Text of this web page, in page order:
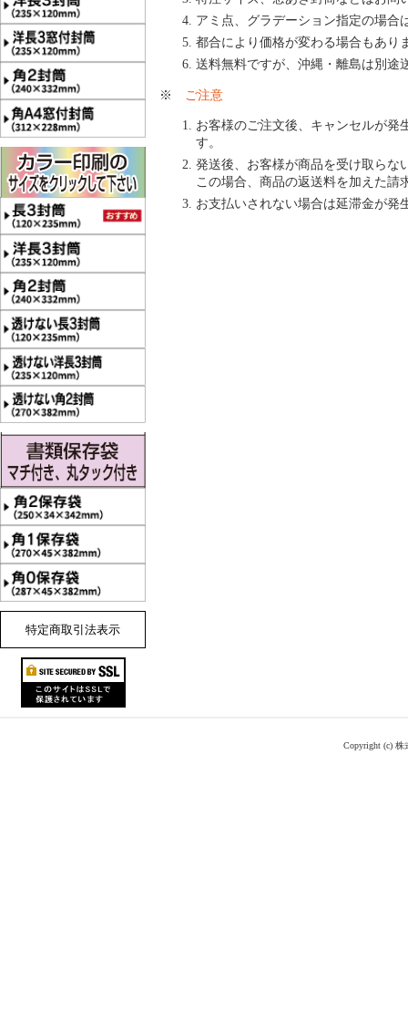
特定商取引法表示
アミ点、グラデーション指定の場合
都合により価格が変わる場合もあり
送料無料ですが、沖縄・離島は別途
※ ご注意
お客様のご注文後、キャンセルが発
す。
発送後、お客様が商品を受け取らな
この場合、商品の返送料を加えた請
お支払いされない場合は延滞金が発
Copyright (c)